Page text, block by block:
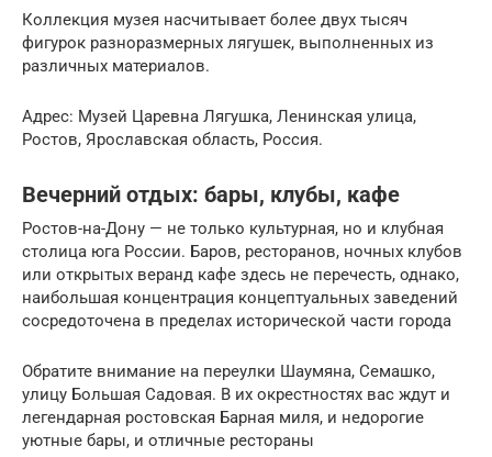
Коллекция музея насчитывает более двух тысяч
фигурок разноразмерных лягушек, выполненных из
различных материалов.
Адрес: Музей Царевна Лягушка, Ленинская улица,
Ростов, Ярославская область, Россия.
Вечерний отдых: бары, клубы, кафе
Ростов-на-Дону — не только культурная, но и клубная
столица юга России. Баров, ресторанов, ночных клубов
или открытых веранд кафе здесь не перечесть, однако,
наибольшая концентрация концептуальных заведений
сосредоточена в пределах исторической части города
Обратите внимание на переулки Шаумяна, Семашко,
улицу Большая Садовая. В их окрестностях вас ждут и
легендарная ростовская Барная миля, и недорогие
уютные бары, и отличные рестораны